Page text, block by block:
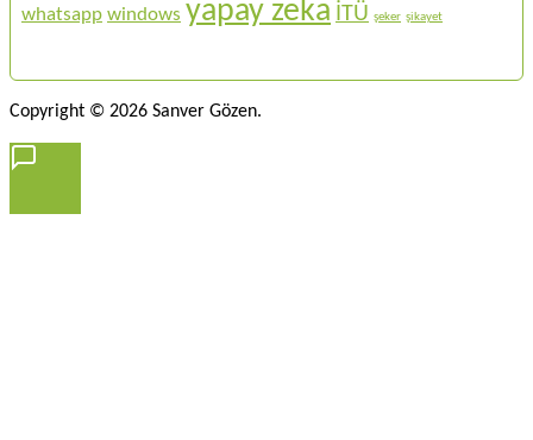
whatsapp windows yapay zeka İTÜ şeker şikayet
Copyright © 2026 Sanver Gözen.